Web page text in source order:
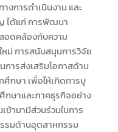
งการดำเนินงาน และ
ได้แก่ การพัฒนา
อดคล้องกับความ
ม่ การสนับสนุนการวิจัย
ารส่งเสริมโอกาสด้าน
กษา เพื่อให้เกิดการบู
กษาและภาคธุรกิจอย่าง
ข้ามามีส่วนร่วมในการ
รมด้านอุตสาหกรรม